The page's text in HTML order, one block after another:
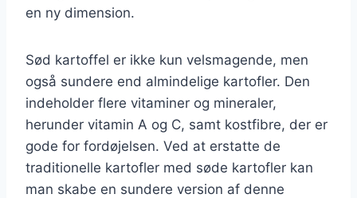
en ny dimension.
Sød kartoffel er ikke kun velsmagende, men
også sundere end almindelige kartofler. Den
indeholder flere vitaminer og mineraler,
herunder vitamin A og C, samt kostfibre, der er
gode for fordøjelsen. Ved at erstatte de
traditionelle kartofler med søde kartofler kan
man skabe en sundere version af denne